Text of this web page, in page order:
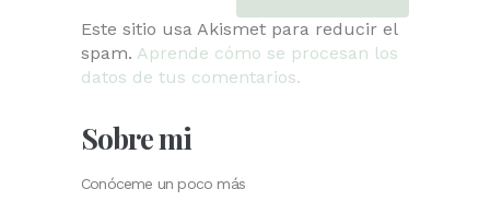
Este sitio usa Akismet para reducir el
spam. Aprende cómo se procesan los
datos de tus comentarios.
Sobre mi
Conóceme un poco más